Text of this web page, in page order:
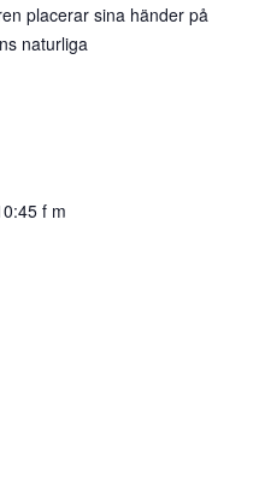
placerar sina händer på
naturliga
f m